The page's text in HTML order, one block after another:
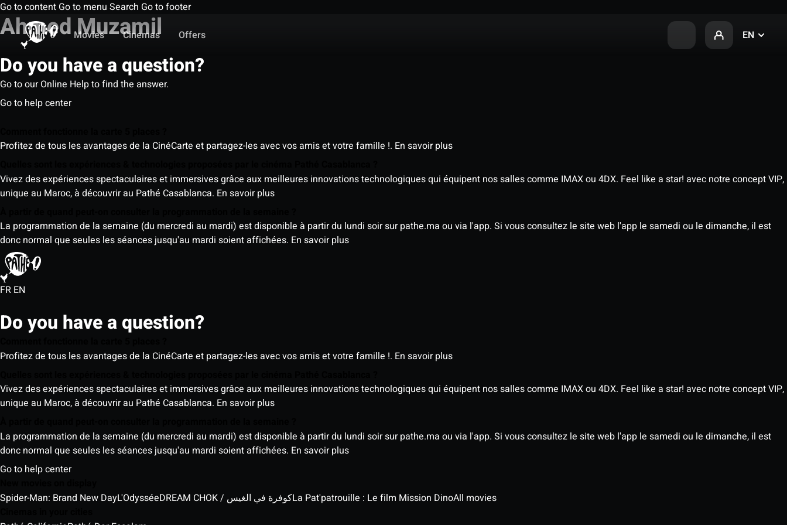
Go to content Go to menu Search Go to footer
Movies
Cinemas Offers EN
Ahmed Muzamil
Do you have a question?
Go to our Online Help to find the answer.
Go to help center
Profitez de tous les avantages de la CinéCarte et partagez-les avec vos amis et votre famille !. En savoir plus
Vivez des expériences spectaculaires et immersives grâce aux meilleures innovations technologiques qui équipent nos salles comme IMAX ou 4DX. Feel like a star! avec notre concept VIP,
unique au Maroc, à découvrir au Pathé Casablanca. En savoir plus
La programmation de la semaine (du mercredi au mardi) est disponible à partir du lundi soir sur pathe.ma ou via l'app. Si vous consultez le site web l'app le samedi ou le dimanche, il est
donc normal que seules les séances jusqu'au mardi soient affichées. En savoir plus
FR EN
Do you have a question?
Profitez de tous les avantages de la CinéCarte et partagez-les avec vos amis et votre famille !. En savoir plus
Vivez des expériences spectaculaires et immersives grâce aux meilleures innovations technologiques qui équipent nos salles comme IMAX ou 4DX. Feel like a star! avec notre concept VIP,
unique au Maroc, à découvrir au Pathé Casablanca. En savoir plus
La programmation de la semaine (du mercredi au mardi) est disponible à partir du lundi soir sur pathe.ma ou via l'app. Si vous consultez le site web l'app le samedi ou le dimanche, il est
donc normal que seules les séances jusqu'au mardi soient affichées. En savoir plus
Go to help center
Spider-Man: Brand New DayL'Odyssée DREAM CHOK / كوفرة في الغيسLa Pat'patrouille : Le film Mission DinoAll movies